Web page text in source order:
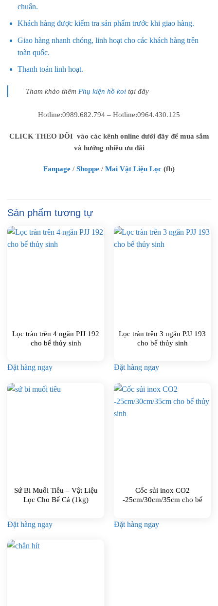
chuẩn.
Khách hàng được kiểm tra sản phẩm trước khi giao hàng.
Giao hàng nhanh chóng, linh hoạt cho các khách hàng trên
toàn quốc.
Thanh toán linh hoạt.
Tham khảo thêm Phụ kiện hồ koi tại đây
Hotline:0989.682.794 – Hotline:0964.430.125
CLICK THEO DÕI vào các kênh online dưới đây để mua sắm
và hưởng nhiều ưu đãi
Fanpage / Shoppe / Mai Vật Liệu Lọc (fb)
Sản phẩm tương tự
Lọc tràn trên 4 ngăn PJJ 192
cho bể thủy sinh
Đặt hàng ngay
Lọc tràn trên 3 ngăn PJJ 193
cho bể thủy sinh
Đặt hàng ngay
Sứ Bi Muối Tiêu – Vật Liệu
Lọc Cho Bể Cá (1kg)
Đặt hàng ngay
Cốc sủi inox CO2
-25cm/30cm/35cm cho bể
Đặt hàng ngay